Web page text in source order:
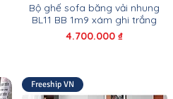
Bộ ghế sofa băng vải nhung
BL11 BB 1m9 xám ghi trắng
Giá
4.700.000 ₫
Freeship VN